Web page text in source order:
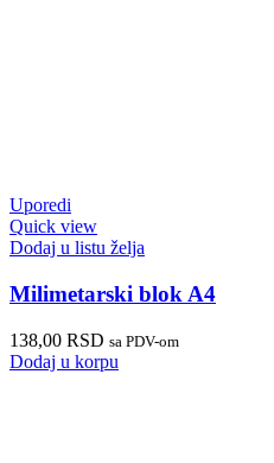
Uporedi
Quick view
Dodaj u listu želja
Milimetarski blok A4
138,00 RSD sa PDV-om
Dodaj u korpu